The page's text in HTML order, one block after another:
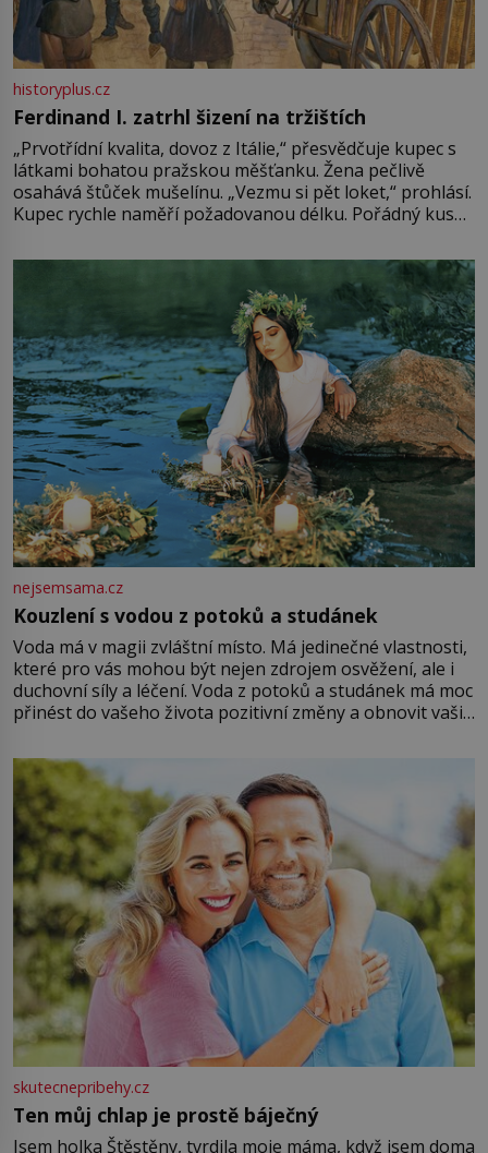
historyplus.cz
Ferdinand I. zatrhl šizení na tržištích
„Prvotřídní kvalita, dovoz z Itálie,“ přesvědčuje kupec s
látkami bohatou pražskou měšťanku. Žena pečlivě
osahává štůček mušelínu. „Vezmu si pět loket,“ prohlásí.
Kupec rychle naměří požadovanou délku. Pořádný kus
milostpaní. Stačí jenom na sukni,“ zhodnotí švadlena
množství růžového mušelínu. „Ošidili vás, podívejte.“
Vezme do ruky dřevěnou
nejsemsama.cz
Kouzlení s vodou z potoků a studánek
Voda má v magii zvláštní místo. Má jedinečné vlastnosti,
které pro vás mohou být nejen zdrojem osvěžení, ale i
duchovní síly a léčení. Voda z potoků a studánek má moc
přinést do vašeho života pozitivní změny a obnovit vaši
můžete obohatit své rituály a přinést do svého života
větší harmonii a klid. Je důležité
skutecnepribehy.cz
Ten můj chlap je prostě báječný
Jsem holka Štěstěny, tvrdila moje máma, když jsem doma